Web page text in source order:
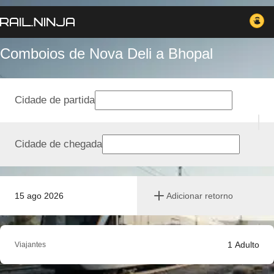
Comboios de Nova Deli a Bhopal
15 ago 2026 Adicionar retorno
Cidade de partida
Cidade de chegada
Viajantes 1 Adulto